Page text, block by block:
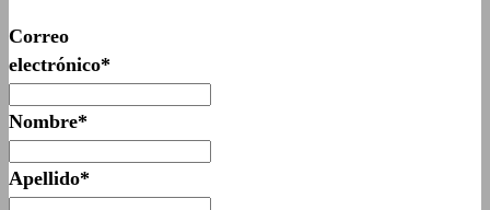
Correo
electrónico*
Nombre*
Apellido*